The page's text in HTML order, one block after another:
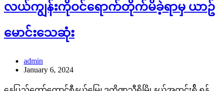
လယ်ကျွန်းကိုဝင်ရောက်တိုက်မိခဲ့ရာမှ ယာဥ်
မောင်းသေဆုံး
admin
January 6, 2024